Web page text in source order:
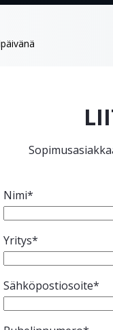
Nimi*
Yritys*
Sähköpostiosoite*